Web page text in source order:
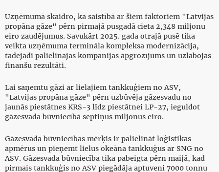
Uzņēmumā skaidro, ka saistībā ar šiem faktoriem "Latvijas
propāna gāze" pērn pirmajā pusgadā cieta 2,348 miljonu
eiro zaudējumus. Savukārt 2025. gada otrajā pusē tika
veikta uzņēmuma termināla kompleksa modernizācija,
tādējādi palielinājās kompānijas apgrozījums un uzlabojās
finanšu rezultāti.
Lai saņemtu gāzi ar lielajiem tankkuģiem no ASV,
"Latvijas propāna gāze" pērn uzbūvēja gāzesvadu no
jaunās piestātnes KRS-3 līdz piestātnei LP-27, ieguldot
gāzesvada būvniecībā septiņus miljonus eiro.
Gāzesvada būvniecības mērķis ir palielināt loģistikas
apmērus un pieņemt lielus okeāna tankkuģus ar SNG no
ASV. Gāzesvada būvniecība tika pabeigta pērn maijā, kad
pirmais tankkuģis no ASV piegādāja aptuveni 7000 tonnu